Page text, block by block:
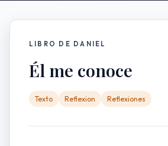
LIBRO DE DANIEL
Él me conoce
Texto Reflexion Reflexiones